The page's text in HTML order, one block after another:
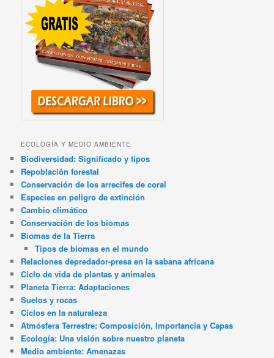
ECOLOGÍA Y MEDIO AMBIENTE
Biodiversidad: Significado y tipos
Repoblación forestal
Conservación de los arrecifes de coral
Especies en peligro de extinción
Cambio climático
Conservación de los biomas
Biomas de la Tierra
Tipos de biomas en el mundo
Relaciones depredador-presa en la sabana africana
Ciclo de vida de plantas y animales
Planeta Tierra: Adaptaciones
Suelos y rocas
Ciclos en la naturaleza
Atmósfera Terrestre: Composición, Importancia y Capas
Ecología: Una visión sobre nuestro planeta
Medio ambiente: Amenazas